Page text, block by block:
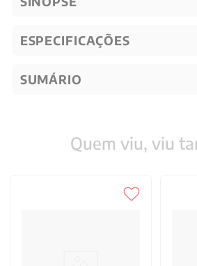
ESPECIFICAÇÕES
SUMÁRIO
Quem viu, viu